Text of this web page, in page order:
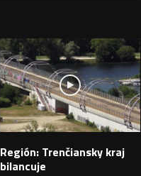
Región: Trenčiansky kraj
bilancuje